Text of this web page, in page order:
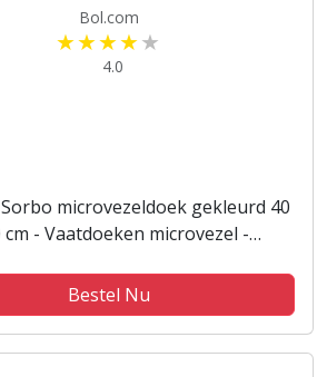
Bol.com
4.0
microvezeldoek gekleurd 40
cm - Vaatdoeken microvezel -
Bestel Nu